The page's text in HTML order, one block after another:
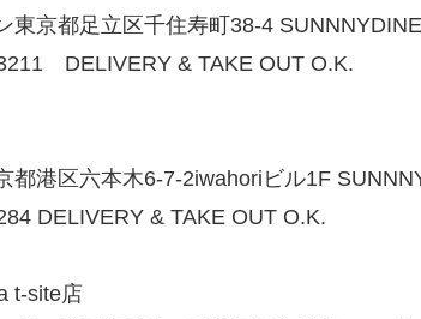
東京都足立区千住寿町38-4
DELIVERY & TAKE OUT O.K.
都港区六本木6-7-2iwahoriビル1F
DELIVERY & TAKE OUT O.K.
t-site店